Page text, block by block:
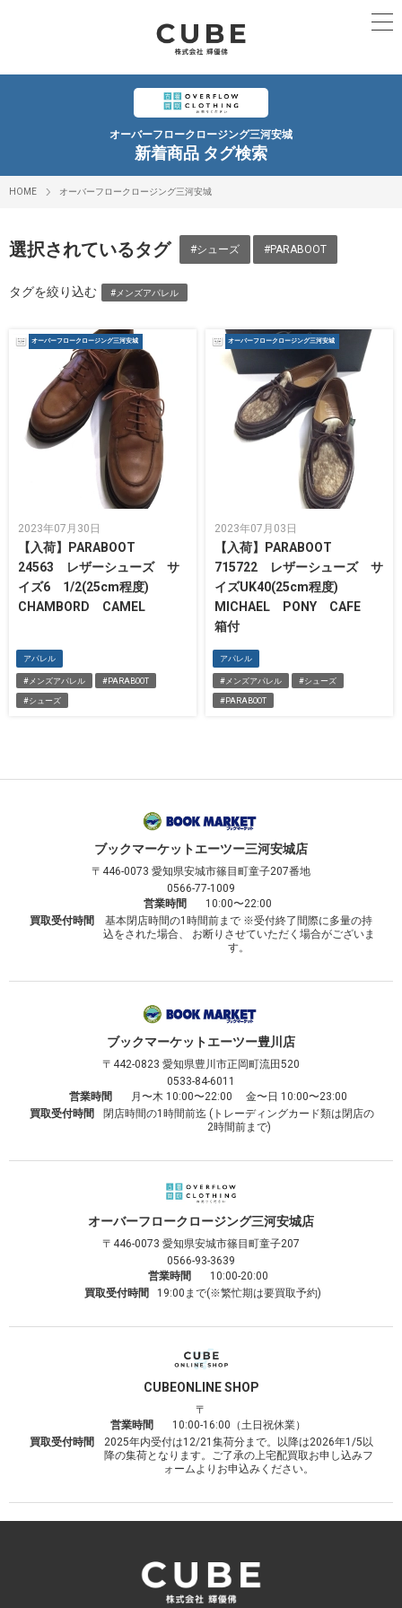
オーバーフロークロージング三河安城
新着商品 タグ検索
HOME オーバーフロークロージング三河安城
選択されているタグ #シューズ #PARABOOT
タグを絞り込む #メンズアパレル
オーバーフロークロージング三河安城
2023年07月30日
【入荷】PARABOOT
24563 レザーシューズ サ
イズ6 1/2(25cm程度)
CHAMBORD CAMEL
アパレル
#メンズアパレル #PARABOOT
#シューズ
オーバーフロークロージング三河安城
2023年07月03日
【入荷】PARABOOT
715722 レザーシューズ サ
イズUK40(25cm程度)
MICHAEL PONY CAFE
箱付
アパレル
#メンズアパレル #シューズ
#PARABOOT
ブックマーケットエーツー三河安城店
〒446-0073 愛知県安城市篠目町童子207番地
0566-77-1009
営業時間
10:00〜22:00
買取受付時間
基本閉店時間の1時間前まで ※受付終了間際に多量の持
込をされた場合、 お断りさせていただく場合がございま
す。
ブックマーケットエーツー豊川店
〒442-0823 愛知県豊川市正岡町流田520
0533-84-6011
営業時間
月〜木 10:00〜22:00 金〜日 10:00〜23:00
買取受付時間
閉店時間の1時間前迄 (トレーディングカード類は閉店の
2時間前まで)
オーバーフロークロージング三河安城店
〒446-0073 愛知県安城市篠目町童子207
0566-93-3639
営業時間
10:00-20:00
買取受付時間
19:00まで(※繁忙期は要買取予約)
CUBEONLINE SHOP
〒
営業時間
10:00-16:00（土日祝休業）
買取受付時間
2025年内受付は12/21集荷分まで。以降は2026年1/5以
降の集荷となります。ご了承の上宅配買取お申し込みフ
ォームよりお申込みください。